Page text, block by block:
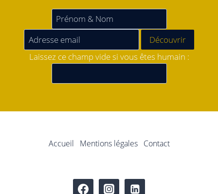
Laissez ce champ vide si vous êtes humain :
Accueil Mentions légales Contact